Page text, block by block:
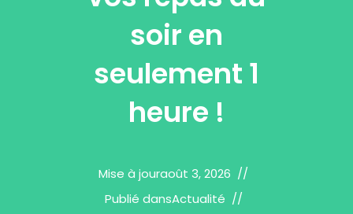
soir en
seulement 1
heure !
Mise à jouraoût 3, 2026
Publié dansActualité